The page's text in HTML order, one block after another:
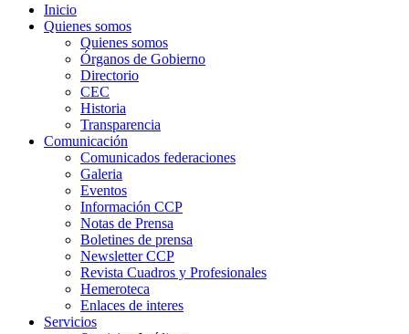
Inicio
Quienes somos
Quienes somos
Órganos de Gobierno
Directorio
CEC
Historia
Transparencia
Comunicación
Comunicados federaciones
Galeria
Eventos
Información CCP
Notas de Prensa
Boletines de prensa
Newsletter CCP
Revista Cuadros y Profesionales
Hemeroteca
Enlaces de interes
Servicios